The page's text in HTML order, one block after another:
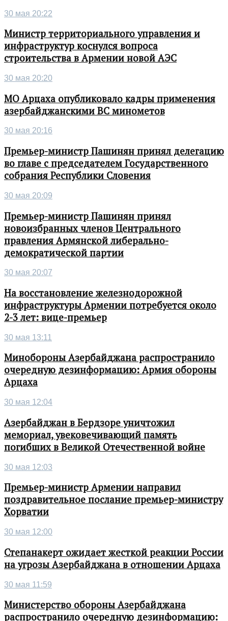
30 мая 20:22
Министр территориального управления и
инфраструктур коснулся вопроса
строительства в Армении новой АЭС
30 мая 20:20
МО Арцаха опубликовало кадры применения
азербайджанскими ВС минометов
30 мая 20:16
Премьер-министр Пашинян принял делегацию
во главе с председателем Государственного
собрания Республики Словения
30 мая 20:09
Премьер-министр Пашинян принял
новоизбранных членов Центрального
правления Армянской либерально-
демократической партии
30 мая 20:07
На восстановление железнодорожной
инфраструктуры Армении потребуется около
2-3 лет: вице-премьер
30 мая 13:11
Минобороны Азербайджана распространило
очередную дезинформацию: Армия обороны
Арцаха
30 мая 12:04
Азербайджан в Бердзоре уничтожил
мемориал, увековечивающий память
погибших в Великой Отечественной войне
30 мая 12:03
Премьер-министр Армении направил
поздравительное послание премьер-министру
Хорватии
30 мая 12:00
Степанакерт ожидает жесткой реакции России
на угрозы Азербайджана в отношении Арцаха
30 мая 11:59
Министерство обороны Азербайджана
распространило очередную дезинформацию: